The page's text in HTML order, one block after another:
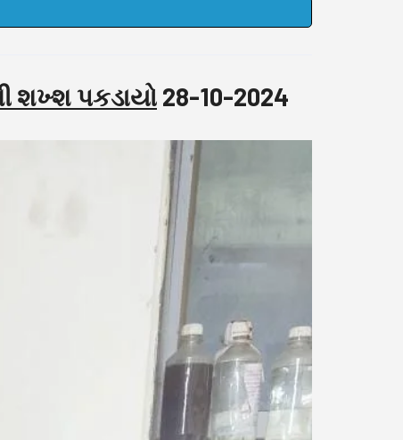
શખ્શ પકડાયો 28-10-2024